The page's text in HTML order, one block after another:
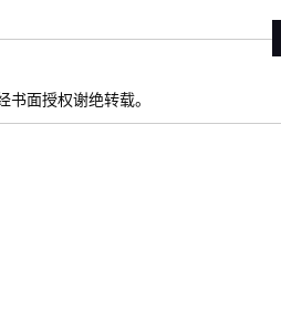
书面授权谢绝转载。